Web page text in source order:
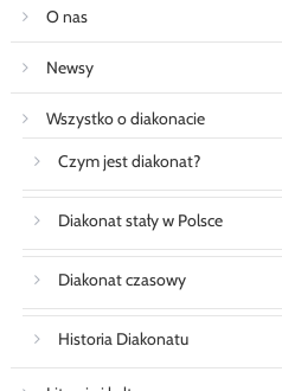
O nas
Newsy
Wszystko o diakonacie
Czym jest diakonat?
Diakonat stały w Polsce
Diakonat czasowy
Historia Diakonatu